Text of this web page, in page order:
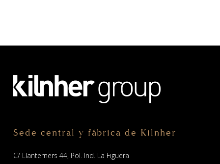
Sede central y fábrica de Kilnher
C/ Llanterners 44, Pol. Ind. La Figuera